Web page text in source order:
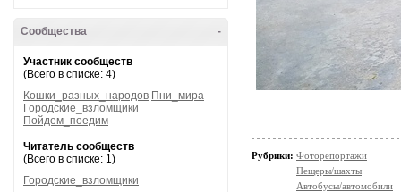
-
Сообщества
Участник сообществ
(Всего в списке: 4)
Кошки_разных_народов Пни_мира
Городские_взломщики
Пойдем_поедим
Читатель сообществ
(Всего в списке: 1)
Городские_взломщики
Рубрики: Фоторепортажи
Пещеры/шахты
Автобусы/автомобили